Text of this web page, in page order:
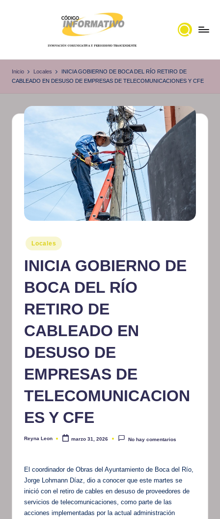
ó
i
g
I
n
f
o
r
m
at
iv
o
noticias
Inicio Locales
INICIA GOBIERNO DE BOCA DEL RÍO RETIRO DE
CABLEADO EN DESUSO DE EMPRESAS DE TELECOMUNICACIONES Y CFE
Publicado
en
Locales
INICIA GOBIERNO DE
BOCA DEL RÍO
RETIRO DE
CABLEADO EN
DESUSO DE
EMPRESAS DE
TELECOMUNICACION
ES Y CFE
Publicado
Reyna Leon marzo 31, 2026 No hay comentarios
El coordinador de Obras del Ayuntamiento de Boca del Río,
Jorge Lohmann Díaz, dio a conocer que este martes se
inició con el retiro de cables en desuso de proveedores de
servicios de telecomunicaciones, como parte de las
acciones implementadas por la actual administración